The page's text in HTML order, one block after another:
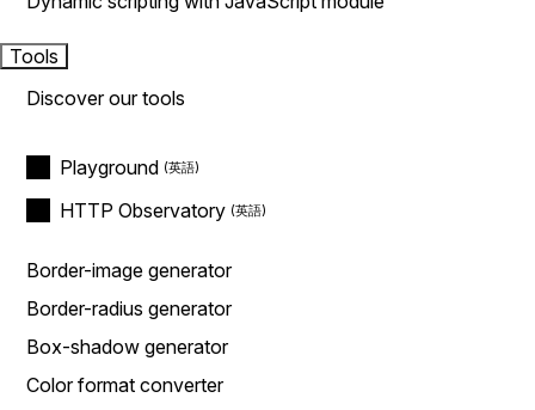
Tools
Discover our tools
Playground
HTTP Observatory
Border-image generator
Border-radius generator
Box-shadow generator
Color format converter